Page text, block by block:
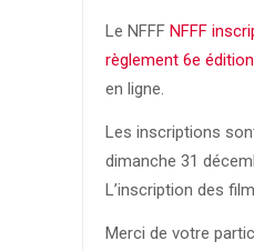
Le NFFF NFFF
règlement 6e édition
en ligne.
Les inscriptions
dimanche 31
L’inscription des
Merci de votre